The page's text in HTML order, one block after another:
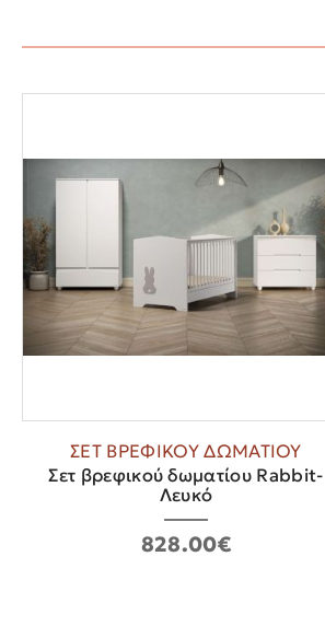
ΣΕΤ ΒΡΕΦΙΚΟΥ ΔΩΜΑΤΙΟΥ
Σετ βρεφικού δωματίου Rabbit-
Λευκό
828.00€